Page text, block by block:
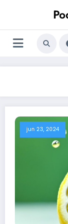
jun 23, 2024